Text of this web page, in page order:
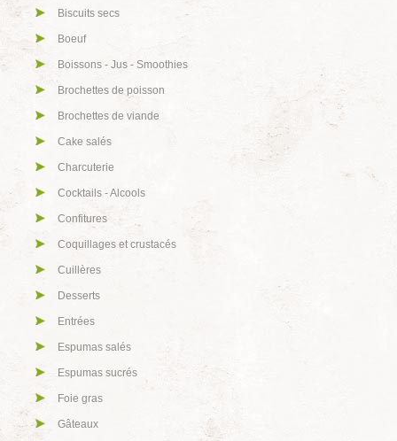
Biscuits secs
Boeuf
Boissons - Jus - Smoothies
Brochettes de poisson
Brochettes de viande
Cake salés
Charcuterie
Cocktails - Alcools
Confitures
Coquillages et crustacés
Cuillères
Desserts
Entrées
Espumas salés
Espumas sucrés
Foie gras
Gâteaux